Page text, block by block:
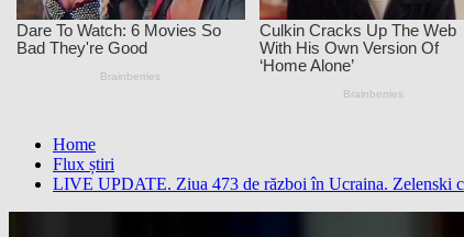
Home
Flux știri
LIVE UPDATE. Ziua 473 de război în Ucraina. Zelenski